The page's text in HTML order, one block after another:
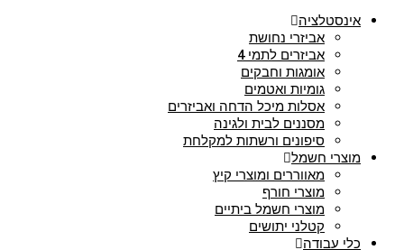
אינסטלציה
אביזרי נחושת
אביזרים לתמי 4
אומגות וחבקים
גומיות ואטמים
אסלות מיכל הדחה ואביזרים
מסננים לבית ולגינה
סיפונים ורשתות למקלחת
מוצרי חשמל
מאווררים ומוצרי קיץ
מוצרי חורף
מוצרי חשמל ביתיים
קטלני יתושים
כלי עבודה